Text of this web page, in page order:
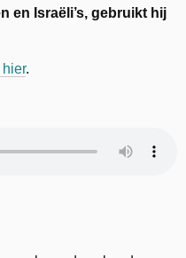
en Israëli’s, gebruikt hij
hier.